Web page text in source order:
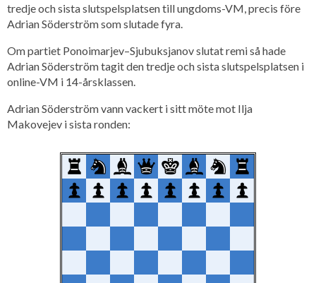
tredje och sista slutspelsplatsen till ungdoms-VM, precis före
Adrian Söderström som slutade fyra.
Om partiet Ponoimarjev–Sjubuksjanov slutat remi så hade
Adrian Söderström tagit den tredje och sista slutspelsplatsen i
online-VM i 14-årsklassen.
Adrian Söderström vann vackert i sitt möte mot Ilja
Makovejev i sista ronden: